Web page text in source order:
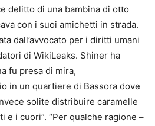
delitto di una bambina di otto
con i suoi amichetti in strada.
dall’avvocato per i diritti umani
di WikiLeaks. Shiner ha
fu presa di mira,
in un quartiere di Bassora dove
solite distribuire caramelle
e i cuori”. “Per qualche ragione –